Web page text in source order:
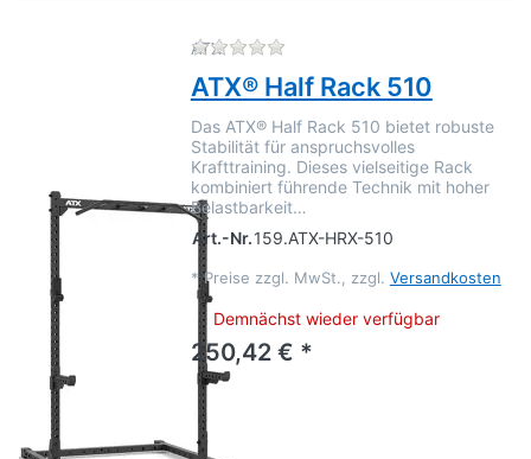
ATX Zu diesem Produkt liegen
ATX® Half Rack 510
Das ATX® Half Rack 510 bietet robuste
Stabilität für anspruchsvolles
Krafttraining. Dieses vielseitige Rack
kombiniert führende Technik mit hoher
Belastbarkeit…
Art.-Nr.159.ATX-HRX-510
* Preise zzgl. MwSt., zzgl. Versandkosten
Demnächst wieder verfügbar
250,42 € *